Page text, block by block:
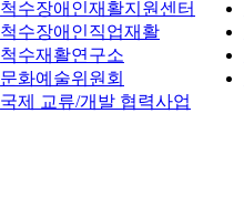
척수장애인재활지원센터
척수장애인직업재활
척수재활연구소
문화예술위원회
국제 교류/개발 협력사업